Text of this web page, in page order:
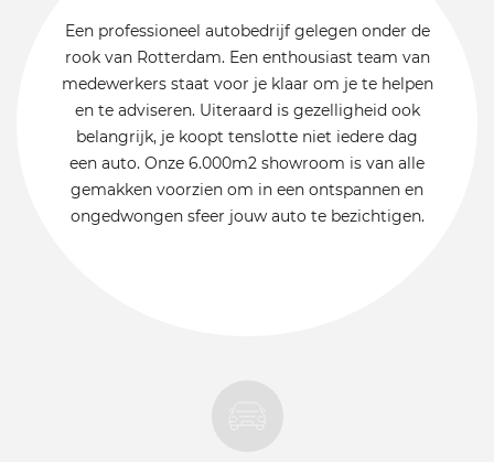
Een professioneel autobedrijf gelegen onder de
rook van Rotterdam. Een enthousiast team van
medewerkers staat voor je klaar om je te helpen
en te adviseren. Uiteraard is gezelligheid ook
belangrijk, je koopt tenslotte niet iedere dag
een auto. Onze 6.000m2 showroom is van alle
gemakken voorzien om in een ontspannen en
ongedwongen sfeer jouw auto te bezichtigen.